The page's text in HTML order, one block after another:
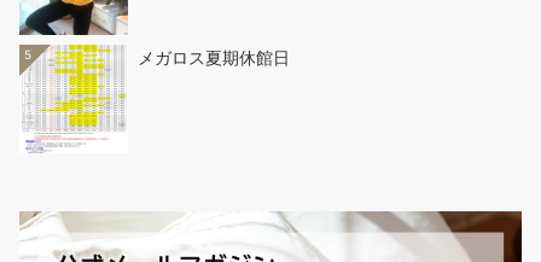
5 メガロス夏期休館日